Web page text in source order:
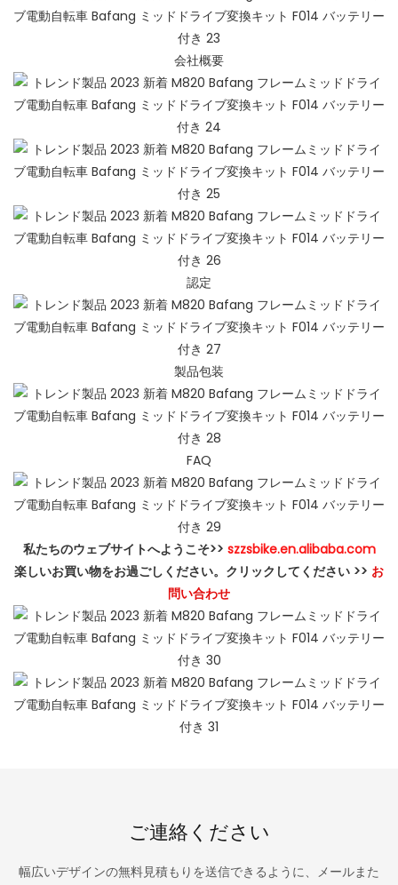
会社概要
認定
製品包装
FAQ
私たちのウェブサイトへようこそ>> szzsbike.en.alibaba.com
楽しいお買い物をお過ごしください。クリックしてください >> お
問い合わせ
ご連絡ください
幅広いデザインの無料見積もりを送信できるように、メールまた